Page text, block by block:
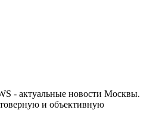
- актуальные новости Москвы.
и объективную